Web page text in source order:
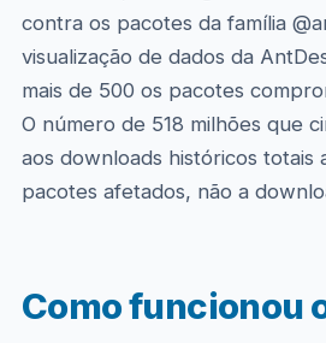
contra os pacotes da família
visualização de dados da
mais de 500 os pacotes
O número de 518 milhões que
aos downloads históricos totais
pacotes afetados, não a
Como funcionou